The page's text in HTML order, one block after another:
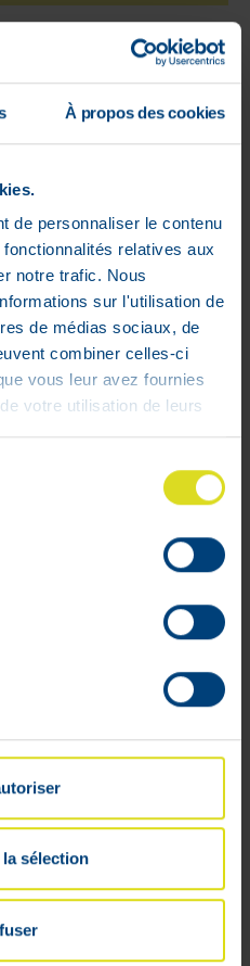
À propos des cookies
de personnaliser le contenu
relatives aux
notre trafic. Nous
sur l'utilisation de
de médias sociaux, de
combiner celles-ci
vous leur avez fournies
votre utilisation de leurs
sélection
rapide et gratuite
100%